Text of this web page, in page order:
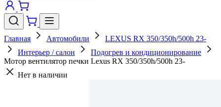
Главная Автомобили
LEXUS RX 350/350h/500h 23-
Интерьер / салон
Подогрев и кондиционирование
Мотор вентилятор печки Lexus RX 350/350h/500h 23-
Нет в наличии